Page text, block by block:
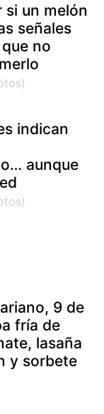
si un melón
señales
no
indican
aunque
9 de
fría de
lasaña
y sorbete